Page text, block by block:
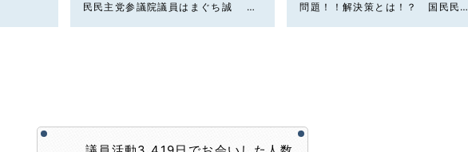
民民主党参議院議員はまぐち誠 #
問題！！解決策とは！？ 国民民主